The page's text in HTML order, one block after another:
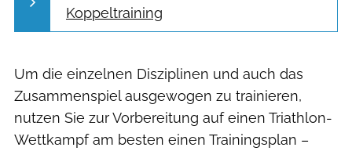
Koppeltraining
Um die einzelnen Disziplinen und auch das
Zusammenspiel ausgewogen zu trainieren,
nutzen Sie zur Vorbereitung auf einen Triathlon-
Wettkampf am besten einen Trainingsplan –